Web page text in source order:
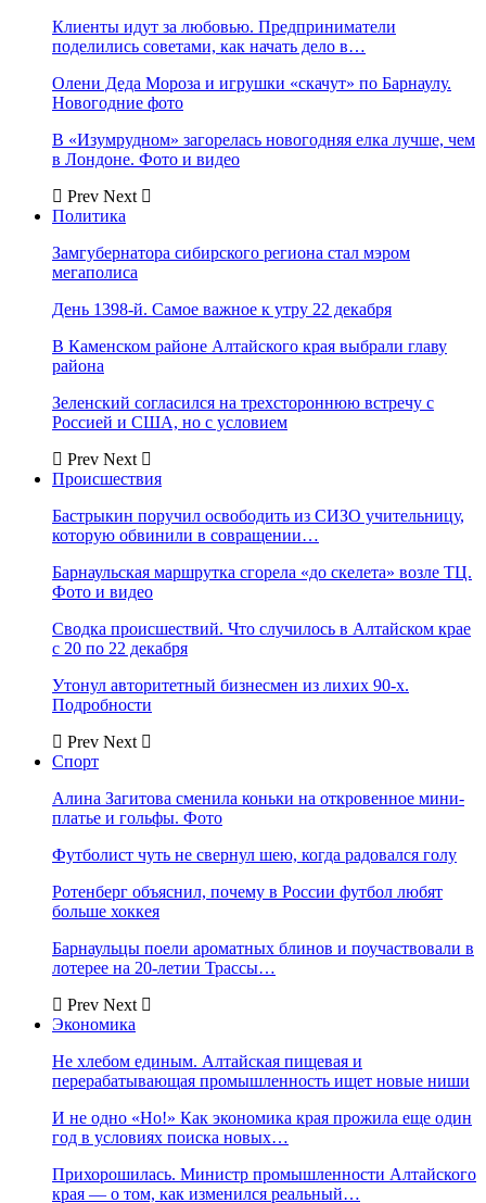
Клиенты идут за любовью. Предприниматели
поделились советами, как начать дело в…
Олени Деда Мороза и игрушки «скачут» по Барнаулу.
Новогодние фото
В «Изумрудном» загорелась новогодняя елка лучше, чем
в Лондоне. Фото и видео
Prev Next
Политика
Замгубернатора сибирского региона стал мэром
мегаполиса
День 1398-й. Самое важное к утру 22 декабря
В Каменском районе Алтайского края выбрали главу
района
Зеленский согласился на трехстороннюю встречу с
Россией и США, но с условием
Prev Next
Происшествия
Бастрыкин поручил освободить из СИЗО учительницу,
которую обвинили в совращении…
Барнаульская маршрутка сгорела «до скелета» возле ТЦ.
Фото и видео
Сводка происшествий. Что случилось в Алтайском крае
с 20 по 22 декабря
Утонул авторитетный бизнесмен из лихих 90-х.
Подробности
Prev Next
Спорт
Алина Загитова сменила коньки на откровенное мини-
платье и гольфы. Фото
Футболист чуть не свернул шею, когда радовался голу
Ротенберг объяснил, почему в России футбол любят
больше хоккея
Барнаульцы поели ароматных блинов и поучаствовали в
лотерее на 20-летии Трассы…
Prev Next
Экономика
Не хлебом единым. Алтайская пищевая и
перерабатывающая промышленность ищет новые ниши
И не одно «Но!» Как экономика края прожила еще один
год в условиях поиска новых…
Прихорошилась. Министр промышленности Алтайского
края — о том, как изменился реальный…